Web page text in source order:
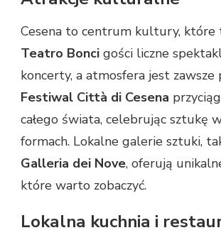
Cesena to centrum kultury, które
Teatro Bonci gości liczne
koncerty, a atmosfera jest zawsze
Festiwal Città di Cesena
całego świata, celebrując sztukę
formach. Lokalne galerie sztuki,
Galleria dei Nove, oferują
które warto zobaczyć.
Lokalna kuchnia i